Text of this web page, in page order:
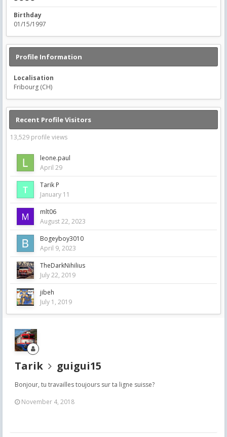
Birthday
01/15/1997
Profile Information
Localisation
Fribourg (CH)
Recent Profile Visitors
13,529 profile views
leone.paul
April 29
Tarik P
January 11
mlt06
August 22, 2023
Bogeyboy3010
April 9, 2023
TheDarkNihilius
July 22, 2019
jibeh
July 1, 2019
Tarik guigui15
Bonjour, tu travailles toujours sur ta ligne suisse?
November 4, 2018